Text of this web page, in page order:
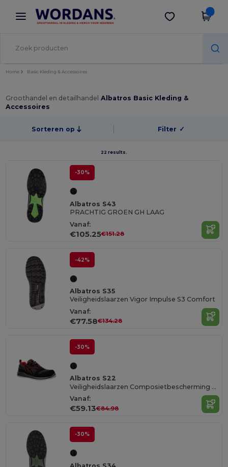
× Wordans-app
Betere prijzen in de app!
Download app
Home Basic Kleding & Accessoires
Groothandel en detailhandel Albatros Basic Kleding &
Accessoires
Sorteren op Filter ✓
22 results.
-30%
Albatros S43
PRACHTIG GROEN GH LAAG
Vanaf:
€105.25€151.28
-42%
Albatros S35
Veiligheidslaarzen Vigor Impulse S3 Comfort
Vanaf:
€77.58€134.28
-30%
Albatros S22
Veiligheidslaarzen Composietbescherming S3
Vanaf:
€59.13€84.98
-30%